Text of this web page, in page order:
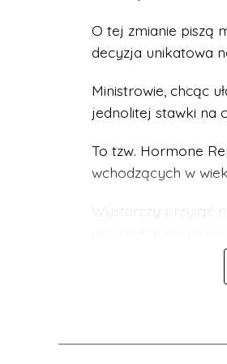
O tej zmianie piszą
decyzja unikatowa
Ministrowie, chcąc
jednolitej stawki na
To tzw. Hormone
wchodzących w
Wystarczy przyjąć
kobiety leczące